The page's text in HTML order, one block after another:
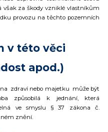
však za škody vzniklé vlastníkům
provozu na těchto pozemních
v této věci
apod.)
zdraví nebo majetku může být
způsobilá k jednání, která
ve smyslu § 37
zákona č.
znění.